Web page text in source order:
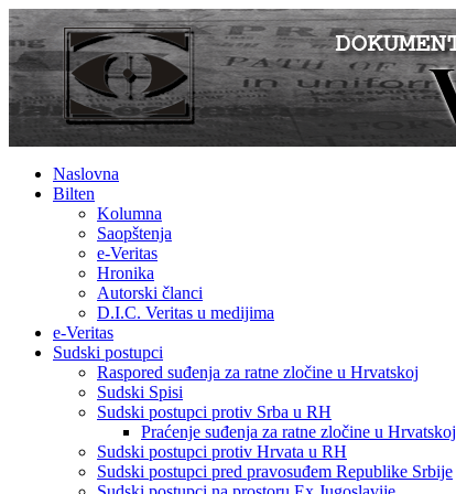
Naslovna
Bilten
Kolumna
Saopštenja
e-Veritas
Hronika
Autorski članci
D.I.C. Veritas u medijima
e-Veritas
Sudski postupci
Raspored suđenja za ratne zločine u Hrvatskoj
Sudski Spisi
Sudski postupci protiv Srba u RH
Praćenje suđenja za ratne zločine u Hrvatskoj
Sudski postupci protiv Hrvata u RH
Sudski postupci pred pravosuđem Republike Srbije